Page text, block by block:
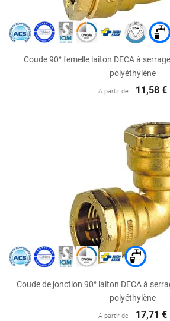
Coude 90° femelle laiton DECA à
polyéthylène
A partir de 11,58 €
Coude de jonction 90° laiton DECA à
polyéthylène
A partir de 17,71 €